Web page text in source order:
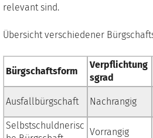
relevant sind.
Übersicht verschiedener
Bürgschaftsform
Verpflichtung
sgrad
Ausfallbürgschaft Nachrangig
Selbstschuldnerisc
Vorrangig